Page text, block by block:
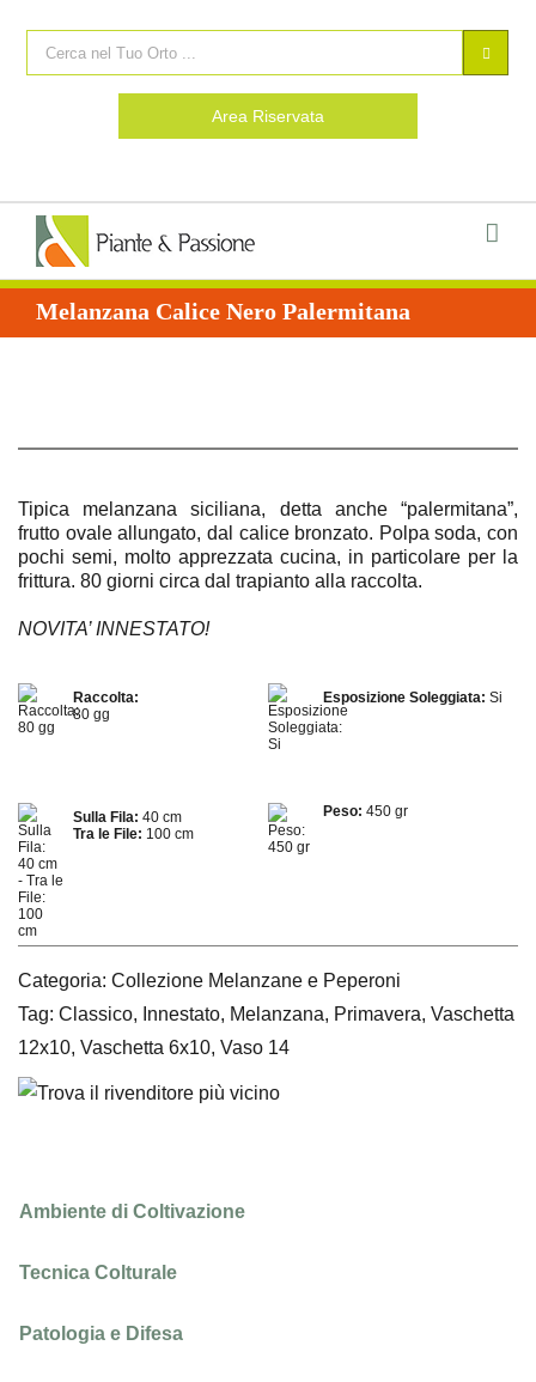
Area Riservata
Melanzana Calice Nero Palermitana
Tipica melanzana siciliana, detta anche “palermitana”,
frutto ovale allungato, dal calice bronzato. Polpa soda, con
pochi semi, molto apprezzata cucina, in particolare per la
frittura. 80 giorni circa dal trapianto alla raccolta.
NOVITA’ INNESTATO!
Raccolta:
80 gg
Esposizione Soleggiata: Si
Sulla Fila: 40 cm
Tra le File: 100 cm
Peso: 450 gr
Categoria: Collezione Melanzane e Peperoni
Tag: Classico, Innestato, Melanzana, Primavera, Vaschetta
12x10, Vaschetta 6x10, Vaso 14
Ambiente di Coltivazione
Tecnica Colturale
Patologia e Difesa